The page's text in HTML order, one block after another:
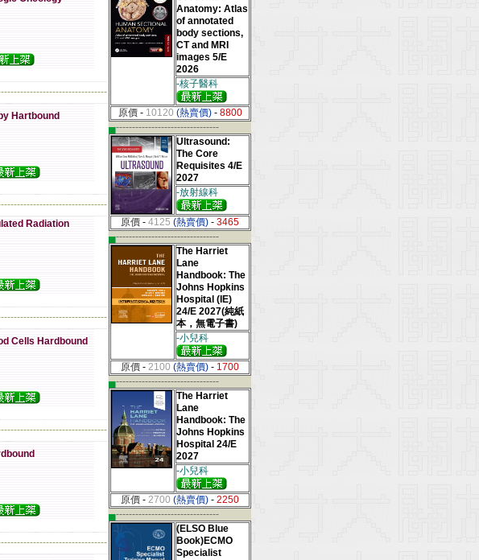
Hartbound
Radiation
Cells Hardbound
Anatomy: Atlas
of annotated
body sections,
CT and MRI
images 5/E
2026
-核子醫科
原價 - 10120 (熱賣價) - 8800
▄--------------------------------
Ultrasound:
The Core
Requisites 4/E
2027
-放射線科
原價 - 4125 (熱賣價) - 3465
▄--------------------------------
The Harriet
Lane
Handbook: The
Johns Hopkins
Hospital (IE)
24/E 2027(純紙
本，無電子書)
-小兒科
原價 - 2100 (熱賣價) - 1700
▄--------------------------------
The Harriet
Lane
Handbook: The
Johns Hopkins
Hospital 24/E
2027
-小兒科
原價 - 2700 (熱賣價) - 2250
▄--------------------------------
(ELSO Blue
Book)ECMO
Specialist